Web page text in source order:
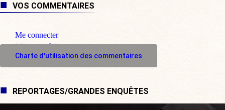
VOS COMMENTAIRES
Me connecter
M'inscrire à l'espace commentaire
Charte d'utilisation des commentaires
REPORTAGES/GRANDES ENQUÊTES